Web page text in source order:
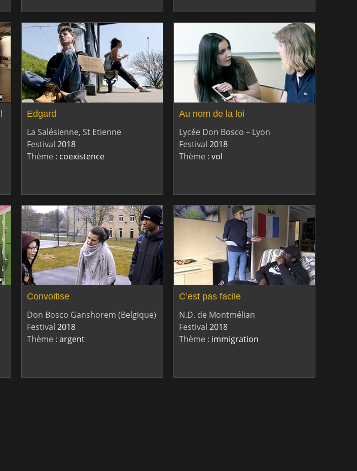
Edgard
La Salésienne, St Etienne
Festival 2018
Thème : coexistence
Au nom de la loi
Lycée Don Bosco – Lyon
Festival 2018
Thème : vol
Convoitise
Don Bosco Ganshorem (Belgique)
Festival 2018
Thème : argent
C’est pas facile
N.D. de Montmélian
Festival 2018
Thème : immigration